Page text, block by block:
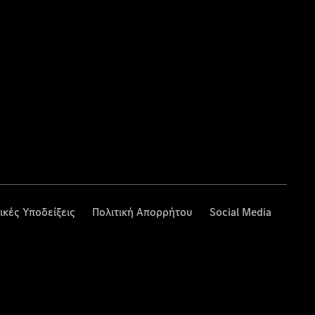
Υποδείξεις Πολιτική Απορρήτου Social Media